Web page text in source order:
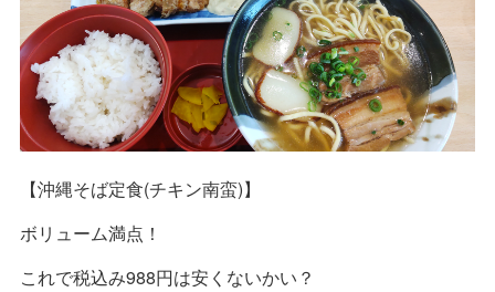
【沖縄そば定食(チキン南蛮)】
ボリューム満点！
これで税込み988円は安くないかい？